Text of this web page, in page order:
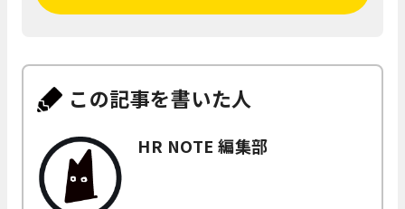
この記事を書いた人
HR NOTE 編集部